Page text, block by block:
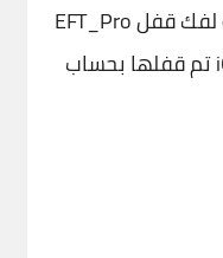
EFT_Pro هو برنامج مبرمج للهواتف المحمولة يمكن استخدامه لفك قفل iCloud على أجهزة Apple التي
تم قفلها بحساب iCloud. يعتمد البرنامج على تقنية إعادة كتابة البرامج الثابتة، والتي يمكن استخدامها